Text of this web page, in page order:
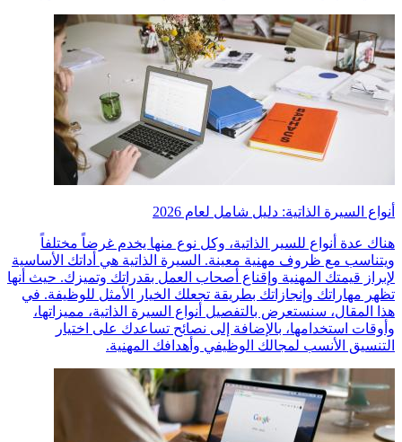
أنواع السيرة الذاتية: دليل شامل لعام 2026
هناك عدة أنواع للسير الذاتية، وكل نوع منها يخدم غرضاً مختلفاً
ويتناسب مع ظروف مهنية معينة. السيرة الذاتية هي أداتك الأساسية
لإبراز قيمتك المهنية وإقناع أصحاب العمل بقدراتك وتميزك. حيث أنها
تظهر مهاراتك وإنجازاتك بطريقة تجعلك الخيار الأمثل للوظيفة. في
هذا المقال، سنستعرض بالتفصيل أنواع السيرة الذاتية، مميزاتها،
وأوقات استخدامها، بالإضافة إلى نصائح تساعدك على اختيار
التنسيق الأنسب لمجالك الوظيفي وأهدافك المهنية.